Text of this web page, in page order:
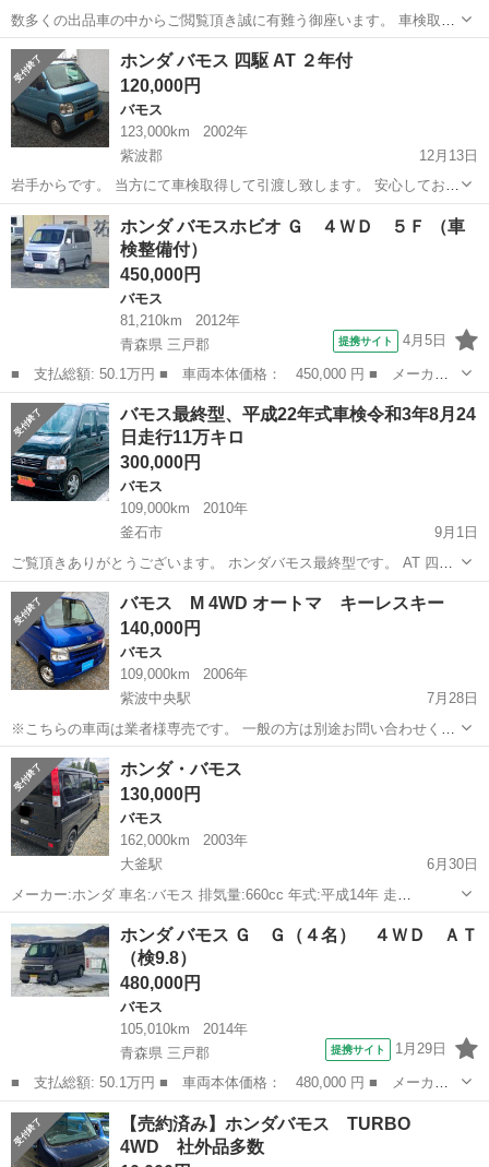
数多くの出品車の中からご閲覧頂き誠に有難う御座います。 車検取り
立て‼️ 直ぐ乗れます❗乗って帰れます❗ ■□□車両情報□□■ ■メーカー ホ
ンダ ■型式 ABA-HM2 ■車種名 ...
岩手 一関市 一ノ関駅 バモス 車両
ホンダ バモス 四駆 AT ２年付
120,000円
バモス
123,000km
2002年
紫波郡
12月13日
岩手からです。 当方にて車検取得して引渡し致します。 安心してお乗
り頂くため通すだけの車検では無く点検整備して下回塗装、エンジ
ン、ブレーキオイル交換して車検取得致します。 車検整備費用６～８
万程度別途頂きます。 ２月中旬～下...
岩手 紫波郡 バモス
ホンダ バモスホビオ Ｇ ４ＷＤ ５Ｆ （車
検整備付）
450,000円
バモス
81,210km
2012年
青森県 三戸郡
提携サイト 4月5日
■ 支払総額: 50.1万円 ■ 車両本体価格： 450,000 円 ■ メーカー
名： ホンダ ■ 車種名： バモスホビオ ■ グレード名： Ｇ ４
ＷＤ ５Ｆ ■ 排気量： 660cc ■ ドア枚数： 5D ■ ミッション...
青森 三戸郡 バモス
バモス最終型、平成22年式車検令和3年8月24
日走行11万キロ
300,000円
バモス
109,000km
2010年
釜石市
9月1日
ご覧頂きありがとうございます。 ホンダバモス最終型です。 AT 四駆
(4WD) ターボ サイバーナビ ヘッドライトはLED(社外) 純正シートカバ
ー(新車時から) 走行11万キロ(まだ行ってませんが…...
岩手 釜石市 ホンダバモス
バモス M 4WD オートマ キーレスキー
140,000円
バモス
109,000km
2006年
紫波中央駅
7月28日
※こちらの車両は業者様専売です。 一般の方は別途お問い合わせくだ
さい。 平成18年式 車検令和3年2月 ボディカラー ブルー 走行距離
109,000キロ 4WD オートマ キーレスキー 前席パワーウィ...
岩手 紫波郡 紫波中央駅
ホンダ・バモス
130,000円
バモス
162,000km
2003年
大釜駅
6月30日
メーカー:ホンダ 車名:バモス 排気量:660cc 年式:平成14年 走
行:162000km 色: ブラック 車検:4年6月 型式: LA-HM2 ドア数:5ドア 定
員:4人乗り 駆動:4WD 燃料:ガソリン車 ハンドル:右
岩手 滝沢市 大釜駅
ホンダ バモス Ｇ Ｇ（４名） ４ＷＤ ＡＴ
（検9.8）
480,000円
バモス
105,010km
2014年
青森県 三戸郡
提携サイト 1月29日
■ 支払総額: 50.1万円 ■ 車両本体価格： 480,000 円 ■ メーカー
名： ホンダ ■ 車種名： バモス ■ グレード名： Ｇ Ｇ（４
名） ４ＷＤ ＡＴ ■ 排気量： 660cc ■ ドア枚数： 5D ■ ミ
ッ...
青森 三戸郡 バモス
【売約済み】ホンダバモス TURBO
4WD 社外品多数